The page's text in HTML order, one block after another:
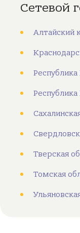
Сетевой
Алтайский
Республика
Тверская
Томская